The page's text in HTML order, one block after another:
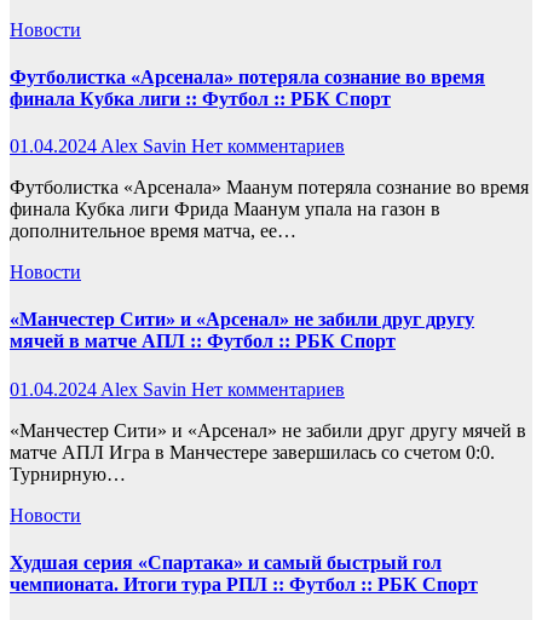
Новости
Футболистка «Арсенала» потеряла сознание во время
финала Кубка лиги :: Футбол :: РБК Спорт
01.04.2024 Alex Savin Нет комментариев
Футболистка «Арсенала» Маанум потеряла сознание во время
финала Кубка лиги Фрида Маанум упала на газон в
дополнительное время матча, ее…
Новости
«Манчестер Сити» и «Арсенал» не забили друг другу
мячей в матче АПЛ :: Футбол :: РБК Спорт
01.04.2024 Alex Savin Нет комментариев
«Манчестер Сити» и «Арсенал» не забили друг другу мячей в
матче АПЛ Игра в Манчестере завершилась со счетом 0:0.
Турнирную…
Новости
Худшая серия «Спартака» и самый быстрый гол
чемпионата. Итоги тура РПЛ :: Футбол :: РБК Спорт